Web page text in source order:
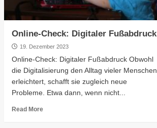
Online-Check: Digitaler Fußabdruck
19. Dezember 2023
Online-Check: Digitaler Fußabdruck Obwohl
die Digitalisierung den Alltag vieler Menschen
erleichtert, schafft sie zugleich neue
Probleme. Etwa dann, wenn nicht...
Read More